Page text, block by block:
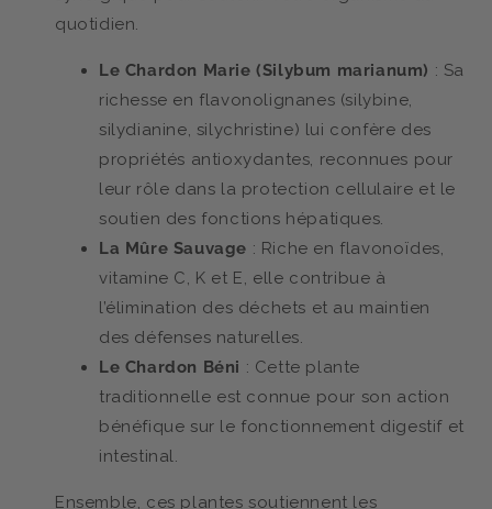
quotidien.
Le Chardon Marie (Silybum marianum) : Sa
richesse en flavonolignanes (silybine,
silydianine, silychristine) lui confère des
propriétés antioxydantes, reconnues pour
leur rôle dans la protection cellulaire et le
soutien des fonctions hépatiques.
La Mûre Sauvage : Riche en flavonoïdes,
vitamine C, K et E, elle contribue à
l’élimination des déchets et au maintien
des défenses naturelles.
Le Chardon Béni : Cette plante
traditionnelle est connue pour son action
bénéfique sur le fonctionnement digestif et
intestinal.
Ensemble, ces plantes soutiennent les